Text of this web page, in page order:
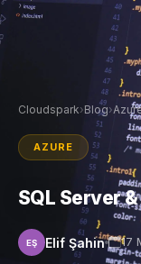
Cloudspark›Blog›
AZURE
SQL Server
EŞ Elif Şahin 17